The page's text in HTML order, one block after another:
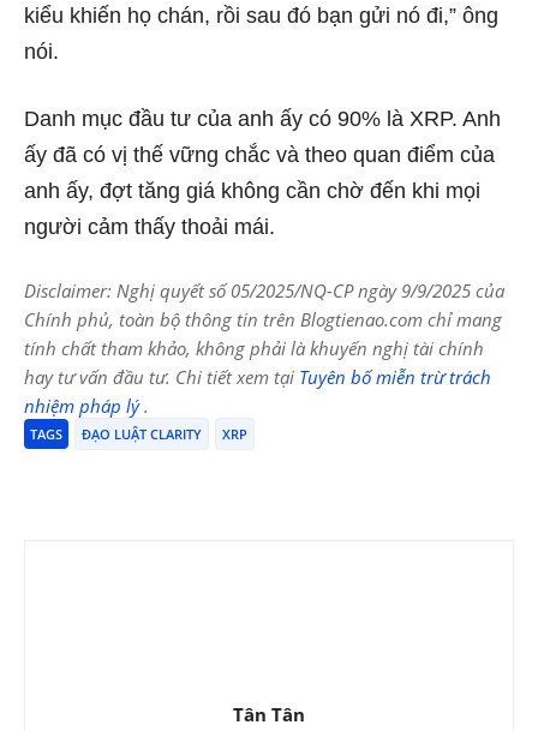
kiểu khiến họ chán, rồi sau đó bạn gửi nó đi,” ông
nói.
Danh mục đầu tư của anh ấy có 90% là XRP. Anh
ấy đã có vị thế vững chắc và theo quan điểm của
anh ấy, đợt tăng giá không cần chờ đến khi mọi
người cảm thấy thoải mái.
Disclaimer: Nghị quyết số 05/2025/NQ-CP ngày 9/9/2025 của
Chính phủ, toàn bộ thông tin trên Blogtienao.com chỉ mang
tính chất tham khảo, không phải là khuyến nghị tài chính
hay tư vấn đầu tư. Chi tiết xem tại Tuyên bố miễn trừ trách
nhiệm pháp lý.
TAGS ĐẠO LUẬT CLARITY XRP
Tân Tân